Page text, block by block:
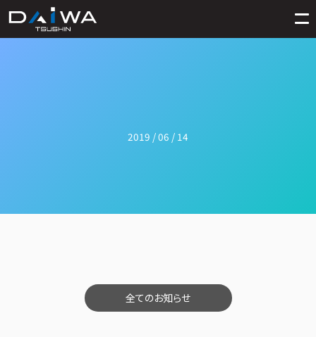
2019 / 06 / 14
全てのお知らせ